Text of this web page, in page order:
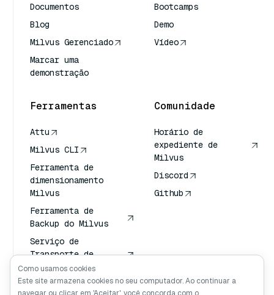
Documentos
Blog
Milvus Gerenciado
Marcar uma
demonstração
Bootcamps
Demo
Vídeo
Ferramentas
Attu
Milvus CLI
Ferramenta de
dimensionamento
Milvus
Ferramenta de
Backup do Milvus
Serviço de
Transporte de
Vetores (VTS)
Pesquisador
Comunidade
Horário de
expediente de
Milvus
Discord
Github
Como usamos cookies
Este site armazena cookies no seu computador. Ao continuar a